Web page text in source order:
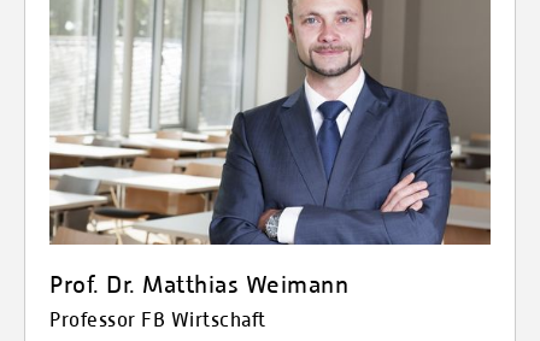
Prof. Dr. Matthias Weimann
Professor FB Wirtschaft